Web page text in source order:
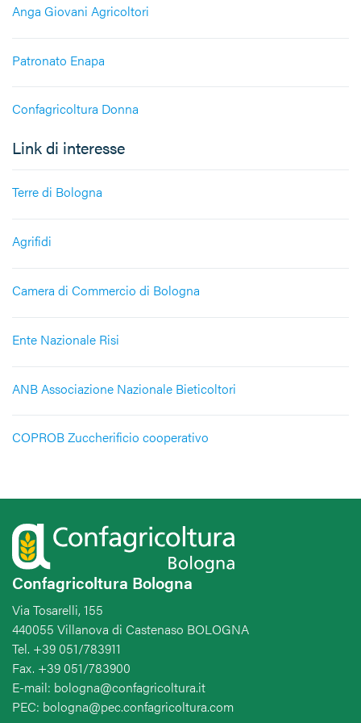
Anga Giovani Agricoltori
Patronato Enapa
Confagricoltura Donna
Link di interesse
Terre di Bologna
Agrifidi
Camera di Commercio di Bologna
Ente Nazionale Risi
ANB Associazione Nazionale Bieticoltori
COPROB Zuccherificio cooperativo
Confagricoltura Bologna
Via Tosarelli, 155
440055 Villanova di Castenaso BOLOGNA
Tel. +39 051/783911
Fax. +39 051/783900
E-mail: bologna@confagricoltura.it
PEC: bologna@pec.confagricoltura.com